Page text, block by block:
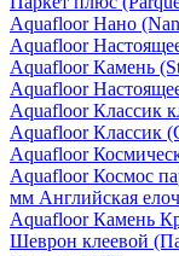
Aquafloor Нано
Aquafloor
Aquafloor Камень
Aquafloor
Aquafloor Классик
Aquafloor Классик
Aquafloor
Aquafloor Космос
мм Английская
Aquafloor Камень
Шеврон клеевой